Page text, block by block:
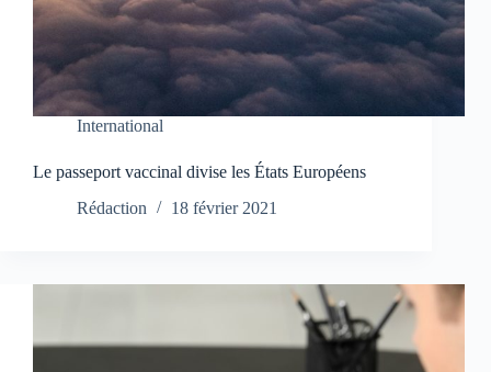
International
Le passeport vaccinal divise les États Européens
Rédaction
18 février 2021